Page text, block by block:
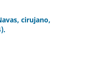
cirujano,